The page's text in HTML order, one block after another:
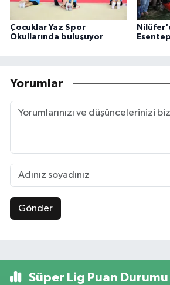
Çocuklar Yaz Spor
Okullarında buluşuyor
Yorumlar
Gönder
Süper Lig Puan Durumu